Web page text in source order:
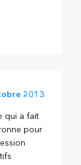
2013
qui a fait
pour